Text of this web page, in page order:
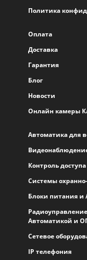
Политика
Оплата
Доставка
Гарантия
Блог
Новости
Онлайн камеры
Автоматика для
Контроль доступа
Системы
Блоки питания и
Автоматикой и
Сетевое
IP телефония